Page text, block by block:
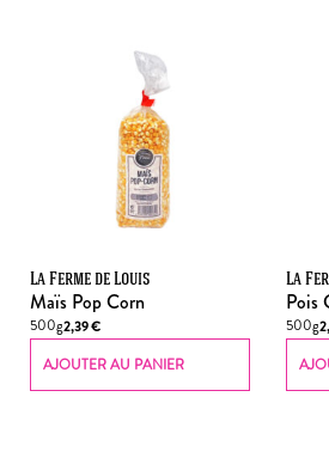
La Ferme de Louis
Maïs Pop Corn
500g2,39€
AJOUTER AU PANIER
La
Pois
500g